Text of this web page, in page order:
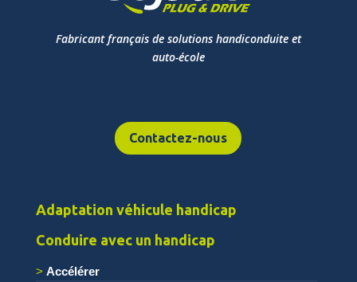
Fabricant français de solutions handiconduite et
auto-école
Contactez-nous
Adaptation véhicule handicap
Conduire avec un handicap
Accélérer